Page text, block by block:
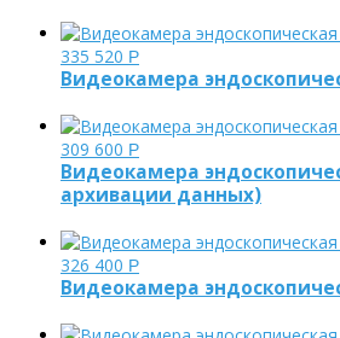
335 520 Р
Видеокамера
309 600 Р
Видеокамера
архивации данных)
326 400 Р
Видеокамера